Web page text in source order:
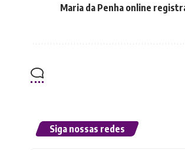
Maria da Penha online
Siga nossas redes